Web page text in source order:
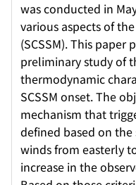
was conducted in
various aspects of
(SCSSM). This paper
preliminary study of
thermodynamic
SCSSM onset. The
mechanism that
defined based on
winds from easterly
increase in the